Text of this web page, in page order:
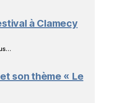
à Clamecy
son thème « Le